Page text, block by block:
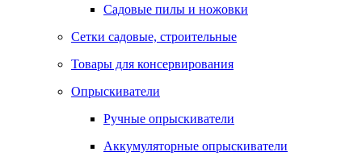
Садовые пилы и ножовки
Сетки садовые, строительные
Товары для консервирования
Опрыскиватели
Ручные опрыскиватели
Аккумуляторные опрыскиватели